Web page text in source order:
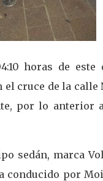
horas de
el cruce de la
por lo
sedán, marca
por